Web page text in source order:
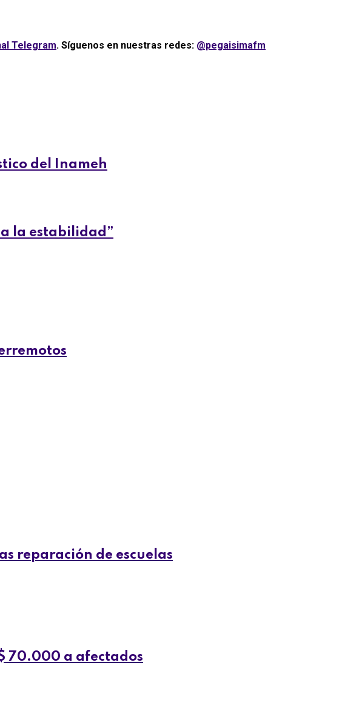
Telegram. Síguenos en nuestras redes: @pegaisimafm
del Inameh
la estabilidad”
reparación de escuelas
70.000 a afectados